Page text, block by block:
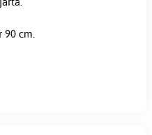
90 cm.